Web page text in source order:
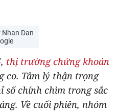
Nhan Dan
thị trường chứng khoán
co. Tâm lý thận trọng
số chính chìm trong sắc
Về cuối phiên, nhóm